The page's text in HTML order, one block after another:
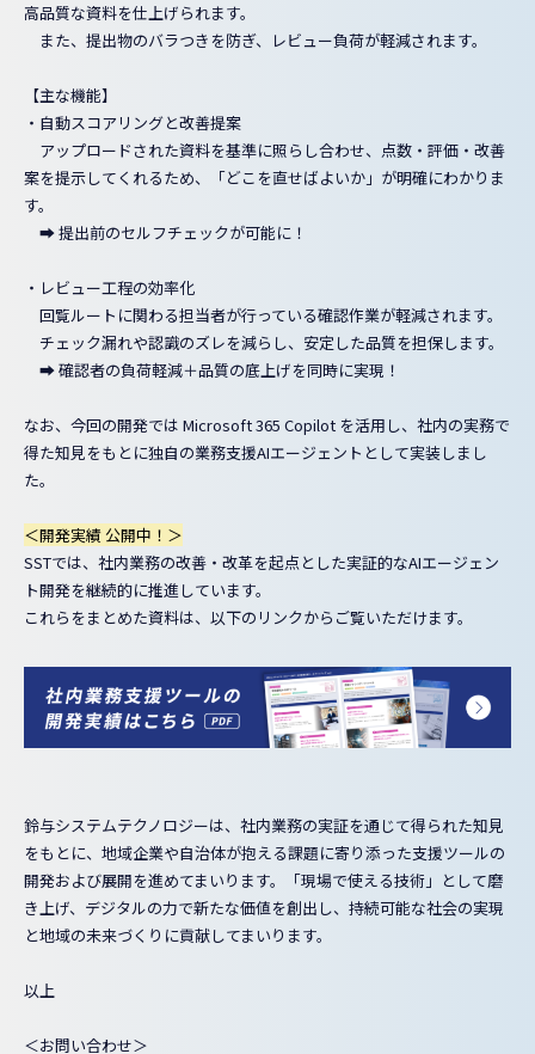
高品質な資料を仕上げられます。
また、提出物のバラつきを防ぎ、レビュー負荷が軽減されます。
【主な機能】
・自動スコアリングと改善提案
アップロードされた資料を基準に照らし合わせ、点数・評価・改善
案を提示してくれるため、「どこを直せばよいか」が明確にわかりま
す。
➡ 提出前のセルフチェックが可能に！
・レビュー工程の効率化
回覧ルートに関わる担当者が行っている確認作業が軽減されます。
チェック漏れや認識のズレを減らし、安定した品質を担保します。
➡ 確認者の負荷軽減＋品質の底上げを同時に実現！
なお、今回の開発では Microsoft 365 Copilot を活用し、社内の実務で
得た知見をもとに独自の業務支援AIエージェントとして実装しまし
た。
＜開発実績 公開中！＞
SSTでは、社内業務の改善・改革を起点とした実証的なAIエージェン
ト開発を継続的に推進しています。
これらをまとめた資料は、以下のリンクからご覧いただけます。
鈴与システムテクノロジーは、社内業務の実証を通じて得られた知見
をもとに、地域企業や自治体が抱える課題に寄り添った支援ツールの
開発および展開を進めてまいります。「現場で使える技術」として磨
き上げ、デジタルの力で新たな価値を創出し、持続可能な社会の実現
と地域の未来づくりに貢献してまいります。
以上
＜お問い合わせ＞